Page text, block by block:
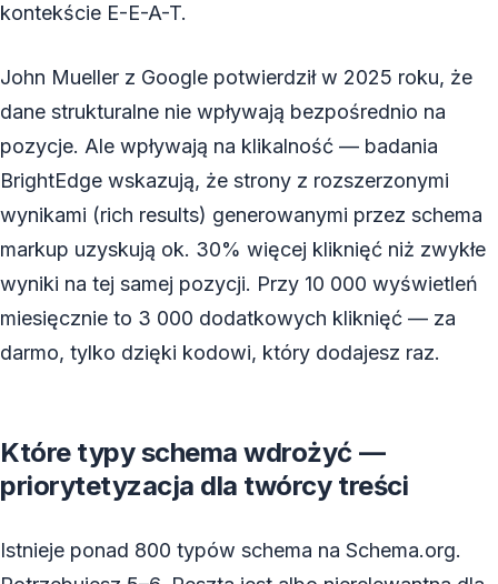
kontekście E-E-A-T.
John Mueller z Google potwierdził w 2025 roku, że
dane strukturalne nie wpływają bezpośrednio na
pozycje. Ale wpływają na klikalność — badania
BrightEdge wskazują, że strony z rozszerzonymi
wynikami (rich results) generowanymi przez schema
markup uzyskują ok. 30% więcej kliknięć niż zwykłe
wyniki na tej samej pozycji. Przy 10 000 wyświetleń
miesięcznie to 3 000 dodatkowych kliknięć — za
darmo, tylko dzięki kodowi, który dodajesz raz.
Które typy schema wdrożyć —
priorytetyzacja dla twórcy treści
Istnieje ponad 800 typów schema na Schema.org.